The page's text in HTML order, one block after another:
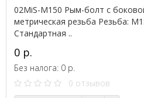
02MiS-M150 Рым-болт с
метрическая резьба Резьба:
Стандартная ..
0 р.
Без налога: 0 р.
0 отзывов